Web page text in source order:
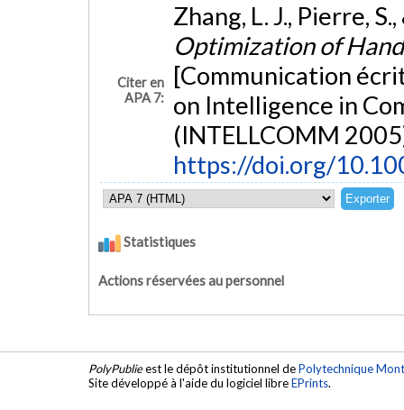
Citer en
APA 7:
Zhang, L. J., Pierre,
Optimization of
[Communication
on Intelligence in
(INTELLCOMM
https://doi.org/
Statistiques
Actions réservées au personnel
PolyPublieest le dépôt institutionnel dePolytechnique
Site développé à l'aide du logiciel libreEPrints.